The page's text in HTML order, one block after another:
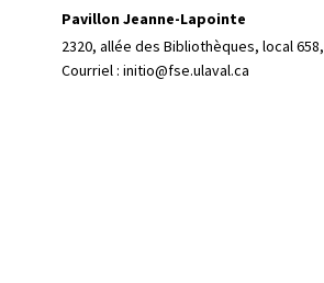
Pavillon Jeanne-Lapointe
2320, allée des Bibliothèques, local 658,
Courriel : initio@fse.ulaval.ca